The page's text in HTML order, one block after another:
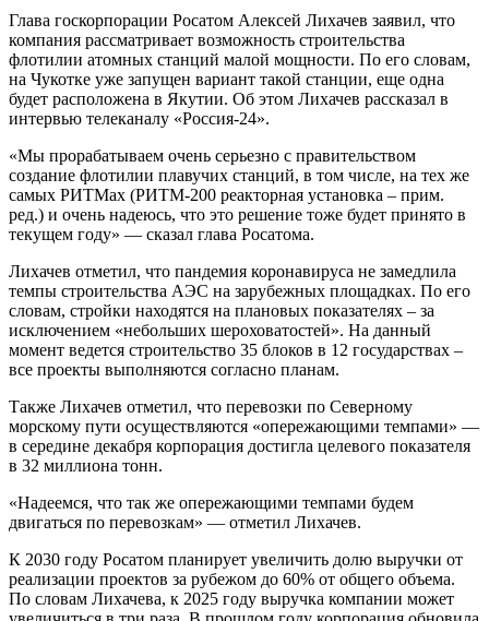
Глава госкорпорации Росатом Алексей Лихачев заявил, что
компания рассматривает возможность строительства
флотилии атомных станций малой мощности. По его словам,
на Чукотке уже запущен вариант такой станции, еще одна
будет расположена в Якутии. Об этом Лихачев рассказал в
интервью телеканалу «Россия-24».
«Мы прорабатываем очень серьезно с правительством
создание флотилии плавучих станций, в том числе, на тех же
самых РИТМах (РИТМ-200 реакторная установка – прим.
ред.) и очень надеюсь, что это решение тоже будет принято в
текущем году» — сказал глава Росатома.
Лихачев отметил, что пандемия коронавируса не замедлила
темпы строительства АЭС на зарубежных площадках. По его
словам, стройки находятся на плановых показателях – за
исключением «небольших шероховатостей». На данный
момент ведется строительство 35 блоков в 12 государствах –
все проекты выполняются согласно планам.
Также Лихачев отметил, что перевозки по Северному
морскому пути осуществляются «опережающими темпами» —
в середине декабря корпорация достигла целевого показателя
в 32 миллиона тонн.
«Надеемся, что так же опережающими темпами будем
двигаться по перевозкам» — отметил Лихачев.
К 2030 году Росатом планирует увеличить долю выручки от
реализации проектов за рубежом до 60% от общего объема.
По словам Лихачева, к 2025 году выручка компании может